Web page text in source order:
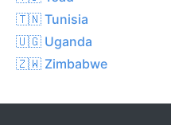
🇹🇳 Tunisia
🇺🇬 Uganda
🇿🇼 Zimbabwe